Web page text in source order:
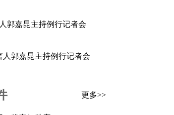
郭嘉昆主持例行记者会
人郭嘉昆主持例行记者会
更多>>